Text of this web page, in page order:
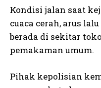
Kondisi jalan saat
cuaca cerah, arus
berada di sekitar
pemakaman umum.
Pihak kepolisian